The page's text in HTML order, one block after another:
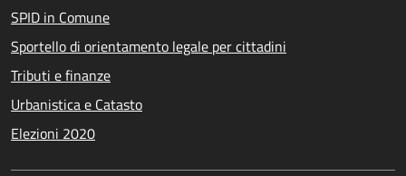
SPID in Comune
Sportello di orientamento legale per cittadini
Tributi e finanze
Urbanistica e Catasto
Elezioni 2020